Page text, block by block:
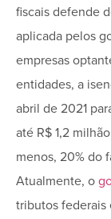
fiscais defende
aplicada pelos
empresas
entidades, a
abril de 2021
até R$ 1,2
menos, 20% do
Atualmente, o
tributos federais